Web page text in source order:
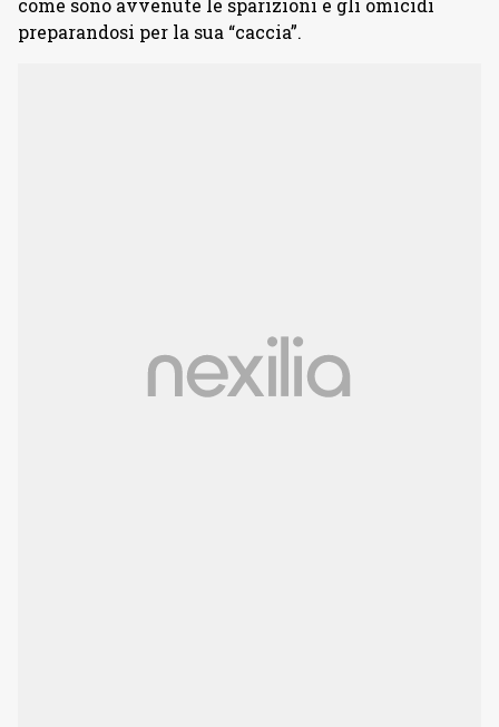
come sono avvenute le sparizioni e gli omicidi
preparandosi per la sua “caccia”.